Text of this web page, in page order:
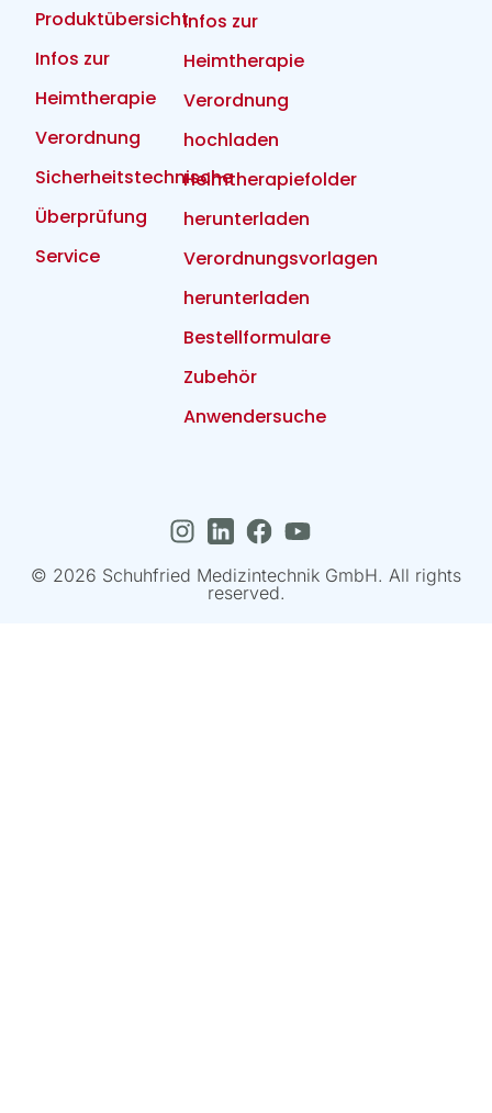
Produktübersicht
Infos zur
Heimtherapie
Verordnung
Sicherheitstechnische
Überprüfung
Service
Infos zur
Heimtherapie
Verordnung
hochladen
Heimtherapiefolder
herunterladen
Verordnungsvorlagen
herunterladen
Bestellformulare
Zubehör
Anwendersuche
© 2026 Schuhfried Medizintechnik GmbH. All rights
reserved.